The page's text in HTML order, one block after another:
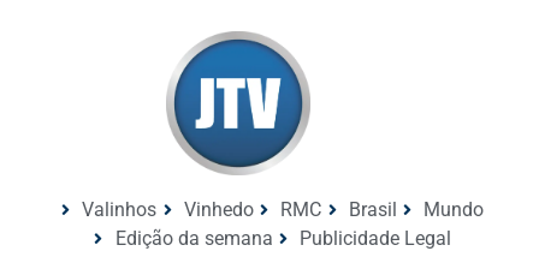
Valinhos Vinhedo RMC Brasil
Mundo
Edição da semana
Publicidade Legal